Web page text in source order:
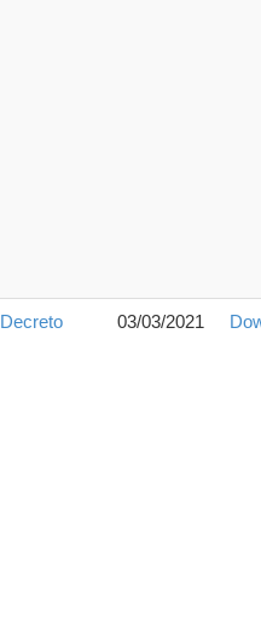
Decreto 03/03/2021